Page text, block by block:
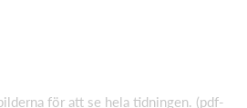
för att se hela tidningen. (pdf-